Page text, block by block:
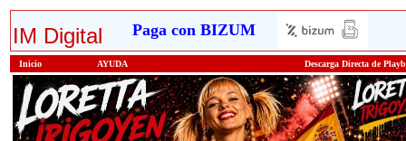
IM Digital Paga con BIZUM
Inicio AYUDA Descarga Directa de